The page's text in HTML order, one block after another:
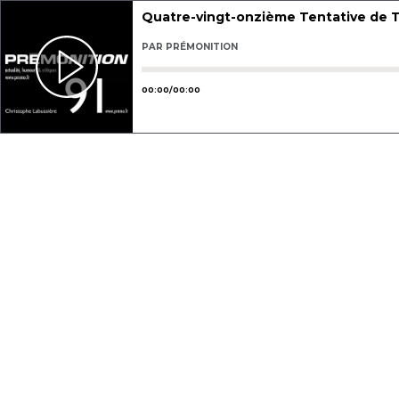
Quatre-vingt-onzième Tentative de
PAR PRÉMONITION
Utilisez les flèches gauche ou
00:00/00:00